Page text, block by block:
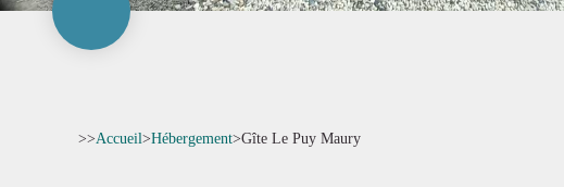
>>Accueil>Hébergement>Gîte Le Puy Maury